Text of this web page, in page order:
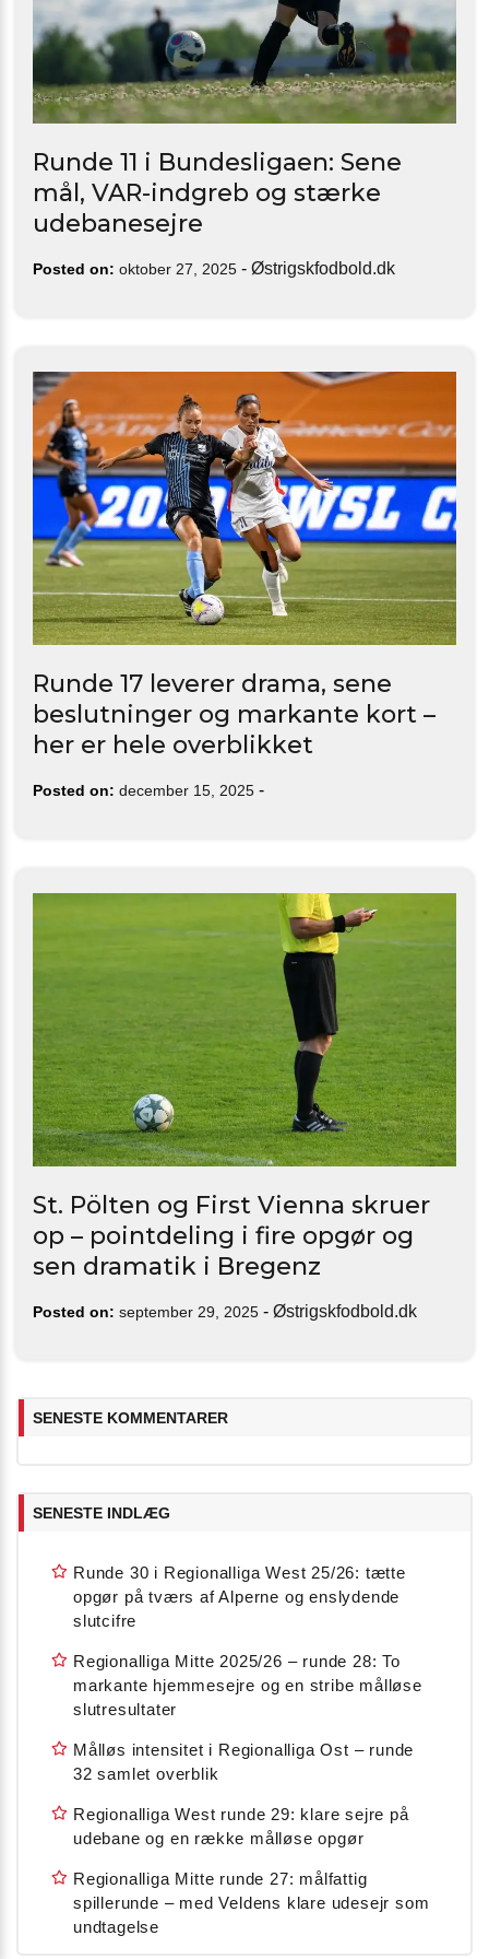
Runde 11 i Bundesligaen: Sene
mål, VAR-indgreb og stærke
udebanesejre
Posted on: oktober 27, 2025 - Østrigskfodbold.dk
Runde 17 leverer drama, sene
beslutninger og markante kort –
her er hele overblikket
Posted on: december 15, 2025 -
St. Pölten og First Vienna skruer
op – pointdeling i fire opgør og
sen dramatik i Bregenz
Posted on: september 29, 2025 - Østrigskfodbold.dk
SENESTE KOMMENTARER
SENESTE INDLÆG
Runde 30 i Regionalliga West 25/26: tætte
opgør på tværs af Alperne og enslydende
slutcifre
Regionalliga Mitte 2025/26 – runde 28: To
markante hjemmesejre og en stribe målløse
slutresultater
Målløs intensitet i Regionalliga Ost – runde
32 samlet overblik
Regionalliga West runde 29: klare sejre på
udebane og en række målløse opgør
Regionalliga Mitte runde 27: målfattig
spillerunde – med Veldens klare udesejr som
undtagelse